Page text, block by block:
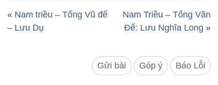
« Nam triều – Tống Vũ đế
– Lưu Dụ
Nam Triều – Tống Văn
Đế: Lưu Nghĩa Long »
Gửi bài Góp ý Báo Lỗi